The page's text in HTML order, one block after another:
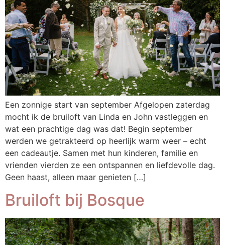
Een zonnige start van september Afgelopen zaterdag
mocht ik de bruiloft van Linda en John vastleggen en
wat een prachtige dag was dat! Begin september
werden we getrakteerd op heerlijk warm weer – echt
een cadeautje. Samen met hun kinderen, familie en
vrienden vierden ze een ontspannen en liefdevolle dag.
Geen haast, alleen maar genieten […]
Bruiloft bij Bosque